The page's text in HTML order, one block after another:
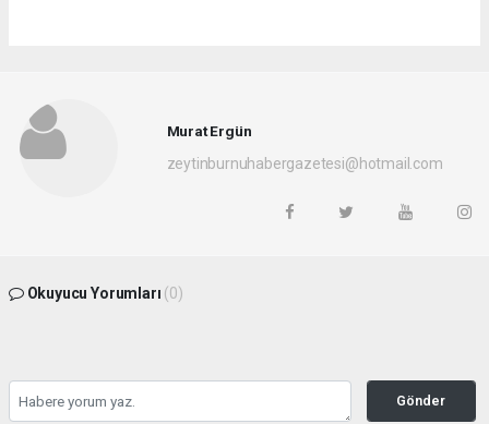
Murat Ergün
zeytinburnuhabergazetesi@hotmail.com
Okuyucu Yorumları (0)
Gönder